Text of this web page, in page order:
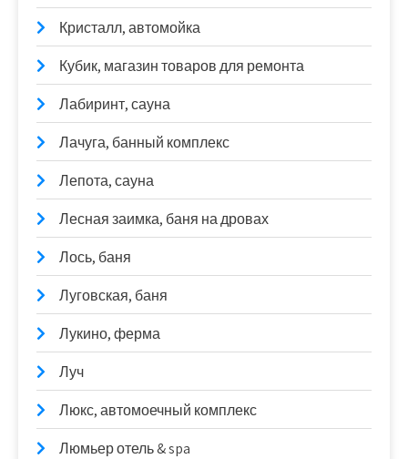
Кристалл, автомойка
Кубик, магазин товаров для ремонта
Лабиринт, сауна
Лачуга, банный комплекс
Лепота, сауна
Лесная заимка, баня на дровах
Лось, баня
Луговская, баня
Лукино, ферма
Луч
Люкс, автомоечный комплекс
Люмьер отель & spa